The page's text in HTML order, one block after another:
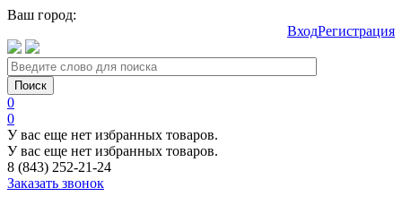
Ваш город:
ВходРегистрация
0
0
У вас еще нет избранных товаров.
У вас еще нет избранных товаров.
8 (843) 252-21-24
Заказать звонок